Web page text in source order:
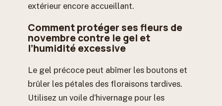
extérieur encore accueillant.
Comment protéger ses fleurs de
novembre contre le gel et
l’humidité excessive
Le gel précoce peut abîmer les boutons et
brûler les pétales des floraisons tardives.
Utilisez un voile d’hivernage pour les